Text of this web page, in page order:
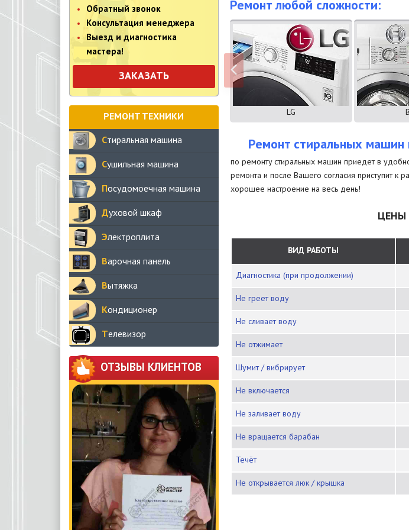
Обратный звонок
Консультация менеджера
Выезд и диагностика
мастера!
ЗАКАЗАТЬ
РЕМОНТ ТЕХНИКИ
Стиральная машина
Сушильная машина
Посудомоечная машина
Духовой шкаф
Электроплита
Варочная панель
Вытяжка
Кондиционер
Телевизор
ОТЗЫВЫ КЛИЕНТОВ
Ремонт любой сложности:
LG
Ремонт стиральных
по ремонту стиральных машин приедет в
ремонта и после Вашего согласия приступит к
хорошее настроение на весь день!
ЦЕНЫ
ВИД РАБОТЫ
Диагностика (при продолжении)
Не греет воду
Не сливает воду
Не отжимает
Шумит / вибрирует
Не включается
Не заливает воду
Не вращается барабан
Течёт
Не открывается люк / крышка